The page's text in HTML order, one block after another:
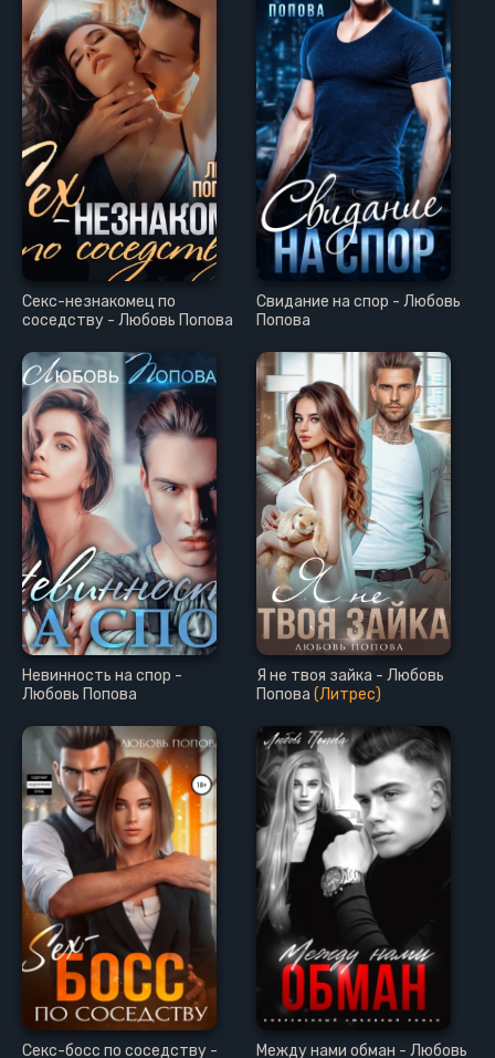
Секс-незнакомец по
соседству - Любовь Попова
Свидание на спор - Любовь
Попова
Невинность на спор -
Любовь Попова
Я не твоя зайка - Любовь
Попова (Литрес)
Секс-босс по соседству - Между нами обман - Любовь